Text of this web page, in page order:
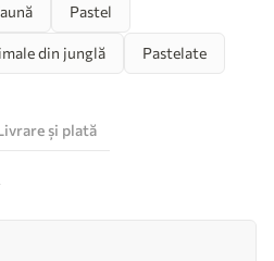
Pastel
din junglă Pastelate
și plată